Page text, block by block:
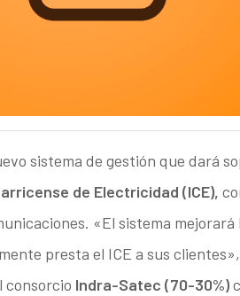
sistema de gestión que dará
de Electricidad (ICE),
«El sistema
presta el ICE a sus
consorcio Indra-Satec (70-30%)